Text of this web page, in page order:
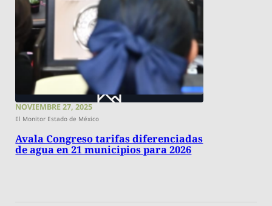
NOVIEMBRE 27, 2025
El Monitor Estado de México
Avala Congreso tarifas diferenciadas
de agua en 21 municipios para 2026